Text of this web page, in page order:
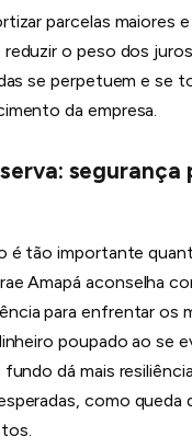
parcelas maiores
reduzir o peso dos
se perpetuem e se
da empresa.
segurança
é tão importante
Amapá aconselha
para enfrentar os
poupado ao se
dá mais
como queda